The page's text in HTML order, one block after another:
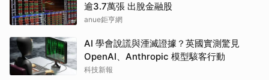
逾3.7萬張 出脫金融股
anue鉅亨網
AI 學會說謊與湮滅證據？英國實測驚見
OpenAI、Anthropic 模型駭客行動
科技新報